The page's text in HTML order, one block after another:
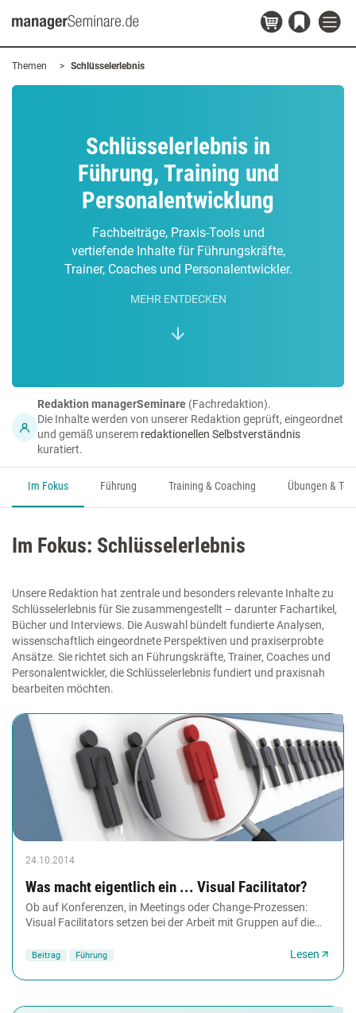
Themen Schlüsselerlebnis
Schlüsselerlebnis in
Führung, Training und
Personalentwicklung
Fachbeiträge, Praxis-Tools und
vertiefende Inhalte für Führungskräfte,
Trainer, Coaches und Personalentwickler.
MEHR ENTDECKEN
Redaktion managerSeminare (Fachredaktion).
Die Inhalte werden von unserer Redaktion geprüft, eingeordnet
und gemäß unserem redaktionellen Selbstverständnis
kuratiert.
Im Fokus Führung Training & Coaching Übungen &
Im Fokus: Schlüsselerlebnis
Unsere Redaktion hat zentrale und besonders relevante Inhalte zu
Schlüsselerlebnis für Sie zusammengestellt – darunter Fachartikel,
Bücher und Interviews. Die Auswahl bündelt fundierte Analysen,
wissenschaftlich eingeordnete Perspektiven und praxiserprobte
Ansätze. Sie richtet sich an Führungskräfte, Trainer, Coaches und
Personalentwickler, die Schlüsselerlebnis fundiert und praxisnah
bearbeiten möchten.
24.10.2014
Was macht eigentlich ein ... Visual Facilitator?
Ob auf Konferenzen, in Meetings oder Change-Prozessen:
Visual Facilitators setzen bei der Arbeit mit Gruppen auf die
Beitrag Führung Lesen